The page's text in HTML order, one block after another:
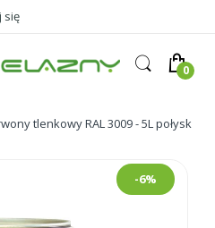
się
tlenkowy RAL 3009 - 5L połysk
-6%